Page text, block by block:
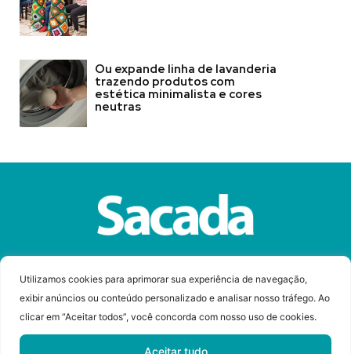
Utilizamos cookies para aprimorar sua experiência de navegação,
exibir anúncios ou conteúdo personalizado e analisar nosso tráfego. Ao
clicar em “Aceitar todos”, você concorda com nosso uso de cookies.
Aceitar tudo
Ou expande linha de lavanderia
trazendo produtos com
estética minimalista e cores
neutras
© Copyright 2023 Revista Sacada